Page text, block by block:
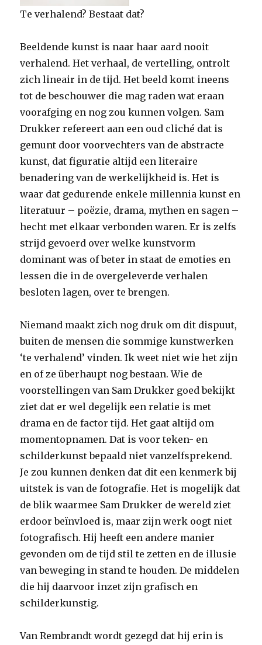
Te verhalend? Bestaat dat?
Beeldende kunst is naar haar aard nooit
verhalend. Het verhaal, de vertelling, ontrolt
zich lineair in de tijd. Het beeld komt ineens
tot de beschouwer die mag raden wat eraan
voorafging en nog zou kunnen volgen. Sam
Drukker refereert aan een oud cliché dat is
gemunt door voorvechters van de abstracte
kunst, dat figuratie altijd een literaire
benadering van de werkelijkheid is. Het is
waar dat gedurende enkele millennia kunst en
literatuur – poëzie, drama, mythen en sagen –
hecht met elkaar verbonden waren. Er is zelfs
strijd gevoerd over welke kunstvorm
dominant was of beter in staat de emoties en
lessen die in de overgeleverde verhalen
besloten lagen, over te brengen.
Niemand maakt zich nog druk om dit dispuut,
buiten de mensen die sommige kunstwerken
‘te verhalend’ vinden. Ik weet niet wie het zijn
en of ze überhaupt nog bestaan. Wie de
voorstellingen van Sam Drukker goed bekijkt
ziet dat er wel degelijk een relatie is met
drama en de factor tijd. Het gaat altijd om
momentopnamen. Dat is voor teken- en
schilderkunst bepaald niet vanzelfsprekend.
Je zou kunnen denken dat dit een kenmerk bij
uitstek is van de fotografie. Het is mogelijk dat
de blik waarmee Sam Drukker de wereld ziet
erdoor beïnvloed is, maar zijn werk oogt niet
fotografisch. Hij heeft een andere manier
gevonden om de tijd stil te zetten en de illusie
van beweging in stand te houden. De middelen
die hij daarvoor inzet zijn grafisch en
schilderkunstig.
Van Rembrandt wordt gezegd dat hij erin is